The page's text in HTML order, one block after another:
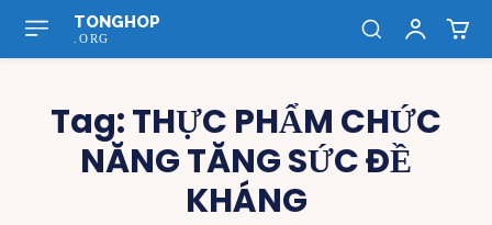
TONGHOP
.ORG
Tag:THỰC PHẨM CHỨC
NĂNG TĂNG SỨC ĐỀ
KHÁNG